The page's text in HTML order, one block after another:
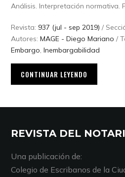
Análisis. Interpretación normativa.
Revista: 937 (jul - sep 2019) /
Autores:MAGE - Diego Mariano /
Embargo,Inembargabilidad
CONTINUAR LEYENDO
REVISTA DEL
Una publicación de:
Colegio de Escribanos de la